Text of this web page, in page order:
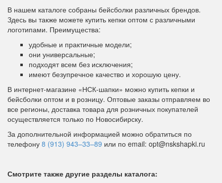
В нашем каталоге собраны бейсболки различных брендов.
Здесь вы также можете купить кепки оптом с различными
логотипами. Преимущества:
удобные и практичные модели;
они универсальные;
подходят всем без исключения;
имеют безупречное качество и хорошую цену.
В интернет-магазине «НСК-шапки» можно купить кепки и
бейсболки оптом и в розницу. Оптовые заказы отправляем во
все регионы, доставка товара для розничных покупателей
осуществляется только по Новосибирску.
За дополнительной информацией можно обратиться по
телефону 8 (913) 943–33–89 или по email: opt@nskshapki.ru
Смотрите также другие разделы каталога: